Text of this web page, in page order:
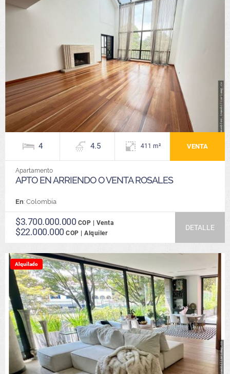
4 4.5 411 m² VENTA
Apartamento
APTO EN ARRIENDO O VENTA ROSALES
En: Colombia
$3.700.000.000 COP | Venta
$22.000.000 COP | Alquiler
DETALLE
Alquilado